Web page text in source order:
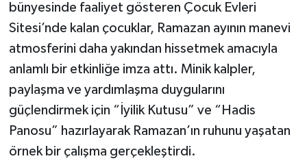
bünyesinde faaliyet gösteren Çocuk Evleri
Sitesi’nde kalan çocuklar, Ramazan ayının manevi
atmosferini daha yakından hissetmek amacıyla
anlamlı bir etkinliğe imza attı. Minik kalpler,
paylaşma ve yardımlaşma duygularını
güçlendirmek için “İyilik Kutusu” ve “Hadis
Panosu” hazırlayarak Ramazan’ın ruhunu yaşatan
örnek bir çalışma gerçekleştirdi.
Küre Haberleri
Merkez Haberleri
Pınarbaşı Haberleri
Şenpazar Haberleri
Seydiler Haberleri